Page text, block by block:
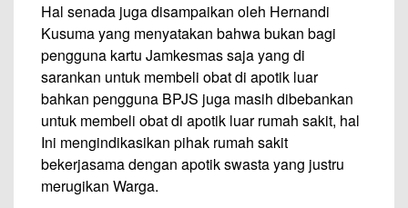
Hal senada juga disampaikan oleh Hernandi
Kusuma yang menyatakan bahwa bukan bagi
pengguna kartu Jamkesmas saja yang di
sarankan untuk membeli obat di apotik luar
bahkan pengguna BPJS juga masih dibebankan
untuk membeli obat di apotik luar rumah sakit, hal
Ini mengindikasikan pihak rumah sakit
bekerjasama dengan apotik swasta yang justru
merugikan Warga.